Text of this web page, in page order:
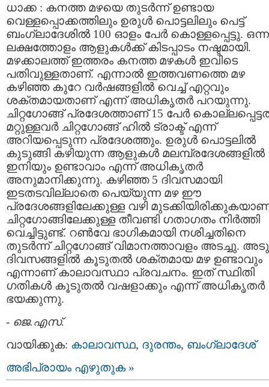
ധാക്ക : കനത്ത മഴയെ തുടർന്ന് ഉണ്ടായ
വെള്ളപ്പൊക്കത്തിലും ഉരുൾ പൊട്ടലിലും പെട്ട്
ബംഗ്ലാദേശിൽ 100 ഓളം പേർ കൊള്ളപ്പെട്ടു.
ലക്ഷത്തോളം ആളുകൾക്ക് കിടപ്പാടം നഷ്ടമായി.
മഴക്കാലത്ത് ഇത്തരം കനത്ത മഴകൾ ഇവിടെ
പതിവുള്ളതാണ്. എന്നാൽ ഇത്തവണത്തെ മഴ
കഴിഞ്ഞ കുറേ വർഷങ്ങളിൽ വെച്ച് എറ്റവും
ശക്തമായതാണ് എന്ന് അധികൃതർ പറയുന്നു.
ചിറ്റഗോങ്ങ് പ്രദേശത്താണ് 15 പേർ
മറ്റുള്ളവർ ചിറ്റഗോങ്ങ് ഹിൽ ട്രാക്ട് എന്ന്
അറിയപ്പെടുന്ന പ്രദേശത്തും. ഉരുൾ പൊട്ടലിൽ
കുടുങ്ങി കഴിയുന്ന ആളുകൾ മലമ്പ്രദേശങ്ങളിൽ
ഇനിയും ഉണ്ടാവാം എന്ന് അധികൃതർ
അനുമാനിക്കുന്നു. കഴിഞ്ഞ 5 ദിവസമായി
ഇടതടവില്ലാതെ പെയ്യുന്ന മഴ ഈ
പ്രദേശങ്ങളിലേക്കുള്ള വഴി
ചിറ്റഗോങ്ങിലേക്കുള്ള തീവണ്ടി ഗതാഗതം നിർത്തി
വെച്ചിട്ടുണ്ട്. റൺവേ ഭാഗികമായി നശിച്ചതിനെ
തുടർന്ന് ചിറ്റഗോങ്ങ് വിമാനത്താവളം അടച്ചു.
ദിവസങ്ങളിൽ കൂടുതൽ ശക്തമായ മഴ ഉണ്ടാവും
എന്നാണ് കാലാവസ്ഥാ പ്രവചനം. ഇത് സ്ഥിതി
ഗതികൾ കൂടുതൽ വഷളാക്കും എന്ന് അധികൃതർ
ഭയക്കുന്നു.
- ജെ.എസ്.
വായിക്കുക: കാലാവസ്ഥ, ദുരന്തം, ബംഗ്ലാദേശ്
അഭിപ്രായം എഴുതുക »